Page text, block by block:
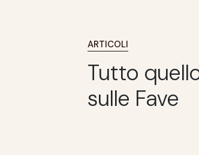
ARTICOLI
Tutto
sulle Fave